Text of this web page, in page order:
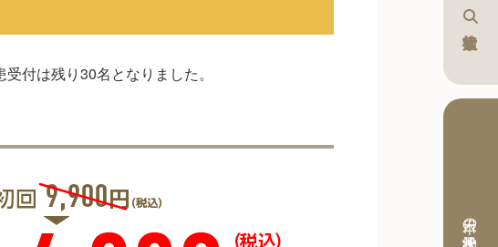
本日の予約状況
受付は残り30名となりました。